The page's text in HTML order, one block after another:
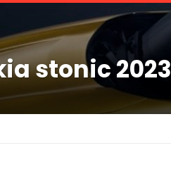
stonic 2023